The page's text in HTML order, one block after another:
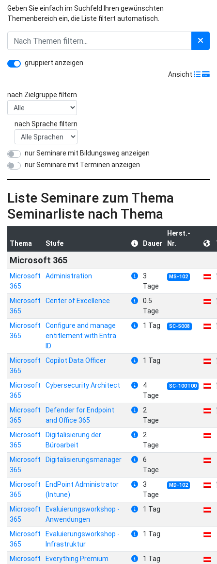
Geben Sie einfach im Suchfeld Ihren gewünschten
Themenbereich ein, die Liste filtert automatisch.
gruppiert anzeigen
Ansicht
nach Zielgruppe filtern
nach Sprache filtern
nur Seminare mit Bildungsweg anzeigen
nur Seminare mit Terminen anzeigen
Liste Seminare zum Thema
Seminarliste nach Thema
Thema Stufe Dauer
Herst.-
Nr.
Microsoft 365
Microsoft
365
Administration
3
Tage
MS-102
Microsoft
365
Center of Excellence
0.5
Tage
Microsoft
365
Configure and manage
entitlement with Entra
ID
1 Tag SC-5008
Microsoft
365
Copilot Data Officer 1 Tag
Microsoft
365
Cybersecurity Architect
4
Tage
SC-100T00
Microsoft
365
Defender for Endpoint
and Office 365
2
Tage
Microsoft
365
Digitalisierung der
Büroarbeit
2
Tage
Microsoft
365
Digitalisierungsmanager
6
Tage
Microsoft
365
EndPoint Administrator
(Intune)
3
Tage
MD-102
Microsoft
365
Evaluierungsworkshop -
Anwendungen
1 Tag
Microsoft
365
Evaluierungsworkshop -
Infrastruktur
1 Tag
Microsoft
Everything Premium 1 Tag